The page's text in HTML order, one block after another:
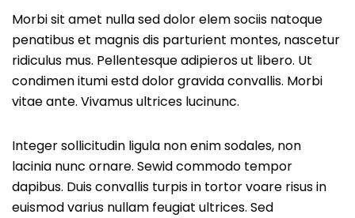
Morbi sit amet nulla sed dolor elem sociis natoque
penatibus et magnis dis parturient montes, nascetur
ridiculus mus. Pellentesque adipieros ut libero. Ut
condimen itumi estd dolor gravida convallis. Morbi
vitae ante. Vivamus ultrices lucinunc.
Integer sollicitudin ligula non enim sodales, non
lacinia nunc ornare. Sewid commodo tempor
dapibus. Duis convallis turpis in tortor voare risus in
euismod varius nullam feugiat ultrices. Sed